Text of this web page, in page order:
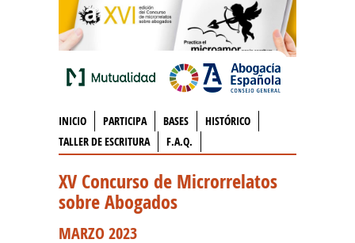
INICIO PARTICIPA BASES
HISTÓRICO
TALLER DE ESCRITURA
F.A.Q.
XV Concurso de Microrrelatos
sobre Abogados
MARZO 2023